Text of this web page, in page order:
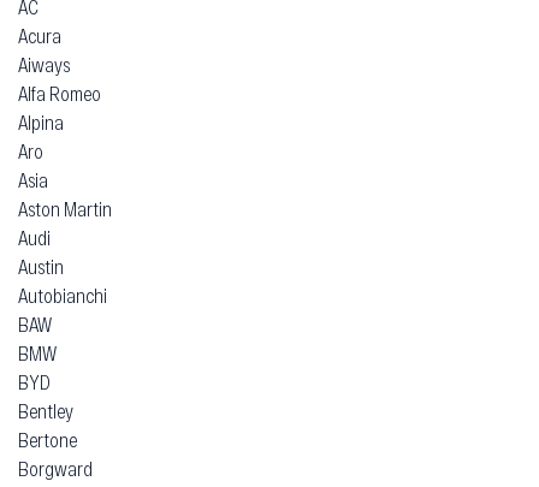
AC
Acura
Aiways
Alfa Romeo
Alpina
Aro
Asia
Aston Martin
Audi
Austin
Autobianchi
BAW
BMW
BYD
Bentley
Bertone
Borgward